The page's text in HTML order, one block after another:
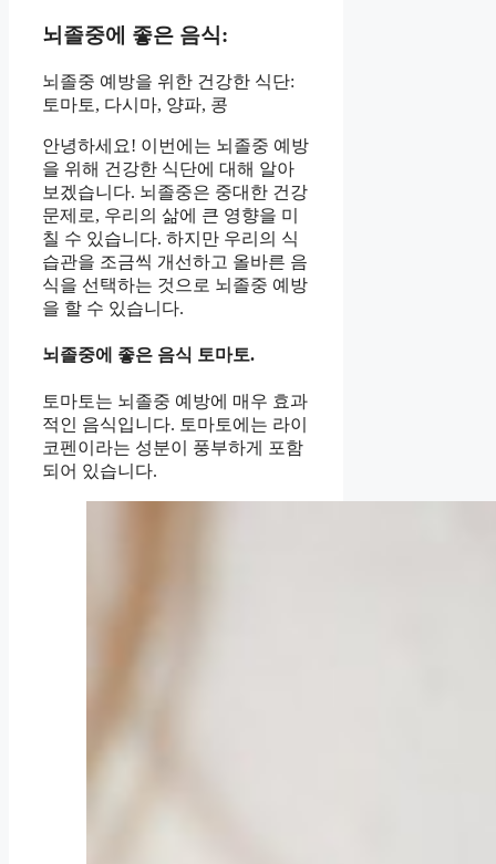
뇌졸중에 좋은 음식:
뇌졸중 예방을 위한 건강한 식단:
토마토, 다시마, 양파, 콩
안녕하세요! 이번에는 뇌졸중 예방
을 위해 건강한 식단에 대해 알아
보겠습니다. 뇌졸중은 중대한 건강
문제로, 우리의 삶에 큰 영향을 미
칠 수 있습니다. 하지만 우리의 식
습관을 조금씩 개선하고 올바른 음
식을 선택하는 것으로 뇌졸중 예방
을 할 수 있습니다.
뇌졸중에 좋은 음식 토마토.
토마토는 뇌졸중 예방에 매우 효과
적인 음식입니다. 토마토에는 라이
코펜이라는 성분이 풍부하게 포함
되어 있습니다.